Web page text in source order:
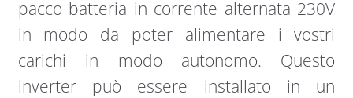
pacco batteria in corrente alternata 230V
in modo da poter alimentare i vostri
carichi in modo autonomo. Questo
inverter può essere installato in un